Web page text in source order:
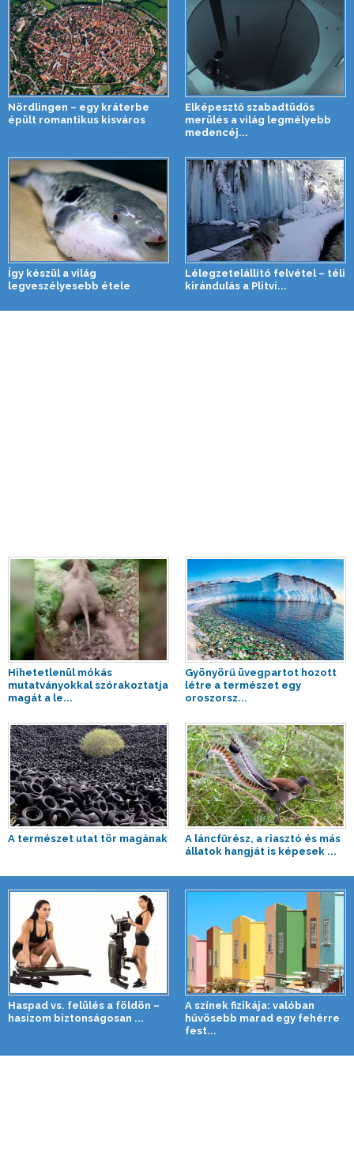
Nördlingen – egy kráterbe
épült romantikus kisváros
Elképesztő szabadtüdős
merülés a világ legmélyebb
medencéj...
Így készül a világ
legveszélyesebb étele
Lélegzetelállító felvétel – téli
kirándulás a Plitvi...
Hihetetlenül mókás
mutatványokkal szórakoztatja
magát a le...
Gyönyörű üvegpartot hozott
létre a természet egy
oroszorsz...
A természet utat tör magának
A láncfűrész, a riasztó és más
állatok hangját is képesek ...
Haspad vs. felülés a földön –
hasizom biztonságosan ...
A színek fizikája: valóban
hűvösebb marad egy fehérre
fest...